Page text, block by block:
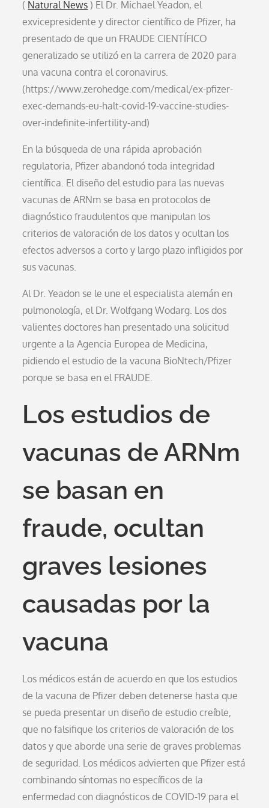
( Natural News ) El Dr. Michael Yeadon, el
exvicepresidente y director científico de Pfizer, ha
presentado de que un FRAUDE CIENTÍFICO
generalizado se utilizó en la carrera de 2020 para
una vacuna contra el coronavirus.
(https://www.zerohedge.com/medical/ex-pfizer-
exec-demands-eu-halt-covid-19-vaccine-studies-
over-indefinite-infertility-and)
En la búsqueda de una rápida aprobación
regulatoria, Pfizer abandonó toda integridad
científica. El diseño del estudio para las nuevas
vacunas de ARNm se basa en protocolos de
diagnóstico fraudulentos que manipulan los
criterios de valoración de los datos y ocultan los
efectos adversos a corto y largo plazo infligidos por
sus vacunas.
Al Dr. Yeadon se le une el especialista alemán en
pulmonología, el Dr. Wolfgang Wodarg. Los dos
valientes doctores han presentado una solicitud
urgente a la Agencia Europea de Medicina,
pidiendo el estudio de la vacuna BioNtech/Pfizer
porque se basa en el FRAUDE.
Los estudios de
vacunas de ARNm
se basan en
fraude, ocultan
graves lesiones
causadas por la
vacuna
Los médicos están de acuerdo en que los estudios
de la vacuna de Pfizer deben detenerse hasta que
se pueda presentar un diseño de estudio creíble,
que no falsifique los criterios de valoración de los
datos y que aborde una serie de graves problemas
de seguridad. Los médicos advierten que Pfizer está
combinando síntomas no específicos de la
enfermedad con diagnósticos de COVID-19 para el